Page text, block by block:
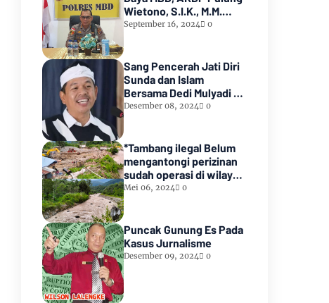
Wietono, S.I.K., M.M.
Pekerjaan Proyek AIR
Oleh Sat Reskrim
September 16, 2024 0
Sang Pencerah Jati Diri
Sunda dan Islam
Bersama Dedi Mulyadi :
Harmoni yang Tak
Desember 08, 2024 0
*Tambang ilegal Belum
mengantongi perizinan
sudah operasi di wilayah
hutan lindung paiker
Mei 06, 2024 0
Puncak Gunung Es Pada
Kasus Jurnalisme
Desember 09, 2024 0